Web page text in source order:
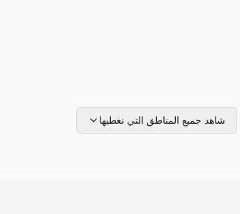
شاهد جميع المناطق التي نغطيها